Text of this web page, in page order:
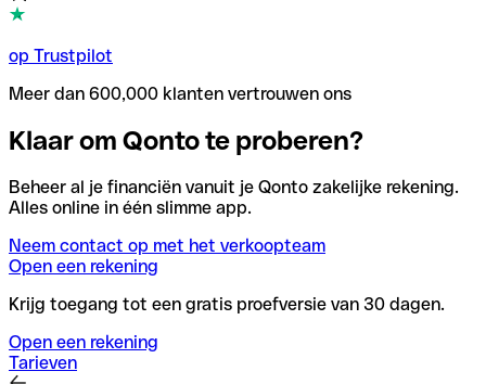
op Trustpilot
Meer dan 600,000 klanten vertrouwen ons
Klaar om Qonto te proberen?
Beheer al je financiën vanuit je Qonto zakelijke rekening.
Alles online in één slimme app.
Neem contact op met het verkoopteam
Open een rekening
Krijg toegang tot een gratis proefversie van 30 dagen.
Open een rekening
Tarieven